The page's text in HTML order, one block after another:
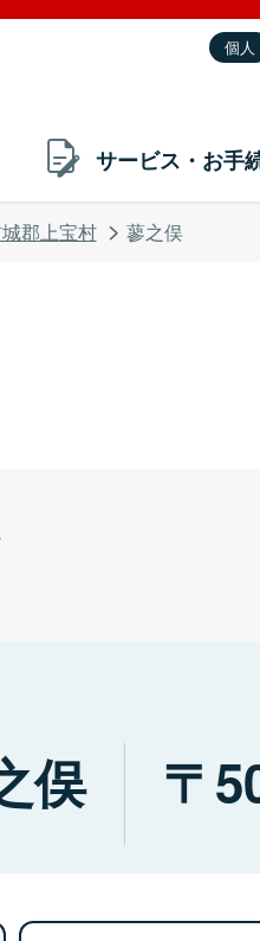
個人
サービス・お手
郡上宝村 蓼之俣
俣